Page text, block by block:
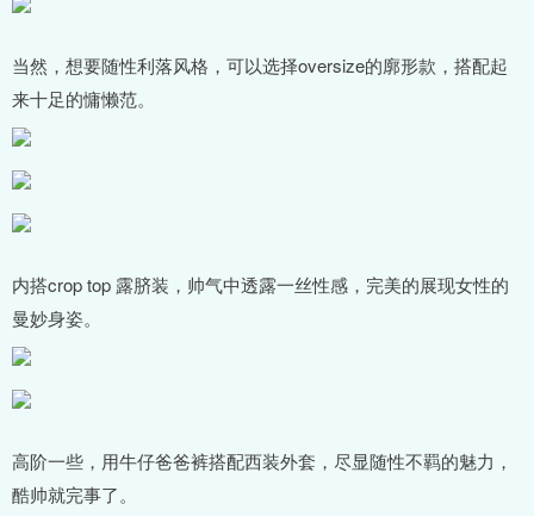
当然，想要随性利落风格，可以选择oversize的廓形款，搭配起
来十足的慵懒范。
内搭crop top 露脐装，帅气中透露一丝性感，完美的展现女性的
曼妙身姿。
高阶一些，用牛仔爸爸裤搭配西装外套，尽显随性不羁的魅力，
酷帅就完事了。